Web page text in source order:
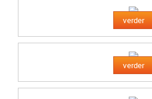
verder
verder